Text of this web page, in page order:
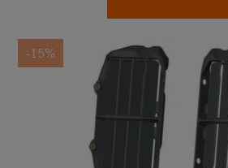
-15%